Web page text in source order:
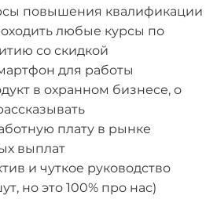
повышения квалификации
любые курсы по
со скидкой
для работы
в охранном бизнесе, о
плату в рынке
выплат
и чуткое руководство
но это 100% про нас)